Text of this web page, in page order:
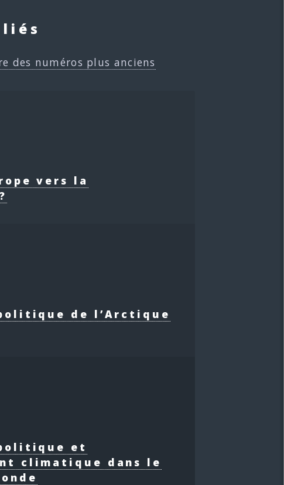
des numéros plus anciens
vers la
de l’Arctique
et
climatique dans le